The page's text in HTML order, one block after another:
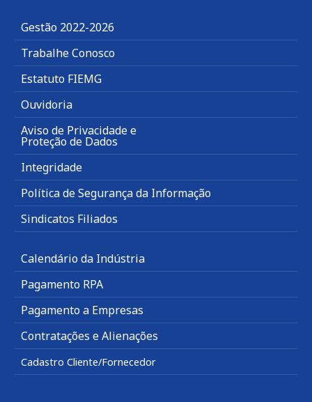
Gestão 2022-2026
Trabalhe Conosco
Estatuto FIEMG
Ouvidoria
Aviso de Privacidade e
Proteção de Dados
Integridade
Política de Segurança da Informação
Sindicatos Filiados
Calendário da Indústria
Pagamento RPA
Pagamento a Empresas
Contratações e Alienações
Cadastro Cliente/Fornecedor